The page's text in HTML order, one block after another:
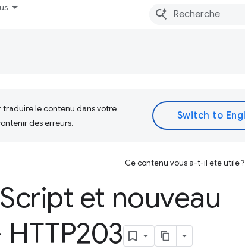
le contenu dans votre
des erreurs.
Ce contenu vous a-t-il été utile ?
Script et nouveau